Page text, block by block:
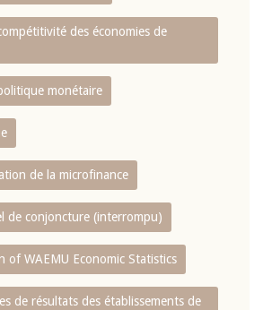
des économies de
monétaire
de la microfinance
de conjoncture (interrompu)
of WAEMU Economic Statistics
de résultats des établissements de